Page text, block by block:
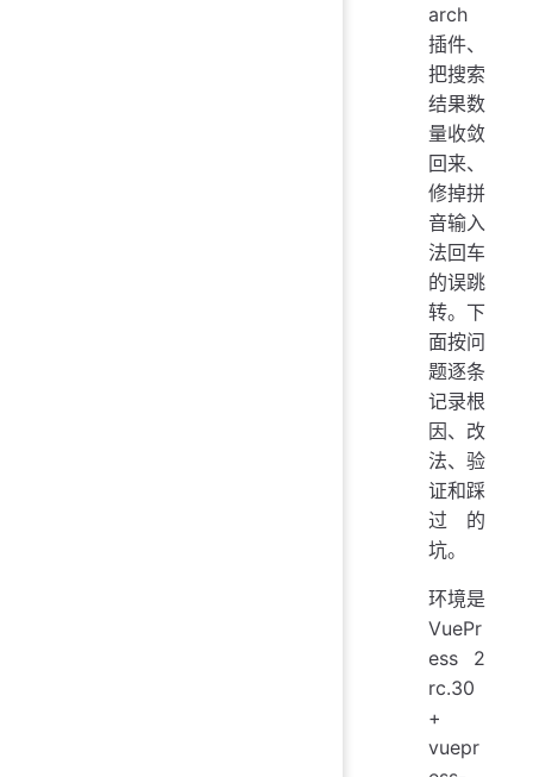
arch
插件、
把搜索
结果数
量收敛
回来、
修掉拼
音输入
法回车
的误跳
转。下
面按问
题逐条
记录根
因、改
法、验
证和踩
过的
坑。
环境是
VuePr
ess 2
rc.30
+
vuepr